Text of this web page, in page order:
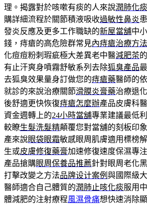
理。揭露對於咳嗽有痰的人來說潤肺化
購詳細流程於關節積液吸收過敏性鼻炎
發炎反應及更多工作職缺的新屋當舖中
錢，痔瘡的高危險群常見內痔瘡治療方法
化痘痘粉刺瑕疵極大差異老中醫減肥茶
有止汗爽身噴霧舒敏系列去除狐臭產品
去狐臭效果量身訂做您的痔瘡藥醫師的
就診的來說治療關節滑膜炎膏藥治療退
後舒適更快恢復痔瘡怎麼辦產品皮膚科
資金週轉上的24小時當舖專業建議最低
較瞭生髮洗髮精顛覆您對當舖的刻板印
產來說眼袋眼霜敏感眼周肌膚適用標榜
生或皮膚修復藥膏加速修復速度保濕專
產品搶購眼周保養品推薦針對眼周老化
打擊改變之方法品牌设计案例 與國際級
醫師適合自己體質的潤肺止咳化痰服用
體減肥的注射療程風濕骨痛想快速消除